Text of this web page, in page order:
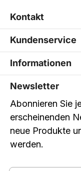
Kontakt
Kundenservice
Informationen
Newsletter
Abonnieren Sie
erscheinenden
neue Produkte
werden.